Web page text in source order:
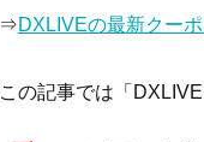
⇒DXLIVEの最新クー
この記事では「